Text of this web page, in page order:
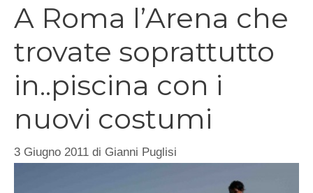
A Roma l’Arena che
trovate soprattutto
in..piscina con i
nuovi costumi
3 Giugno 2011 di Gianni Puglisi